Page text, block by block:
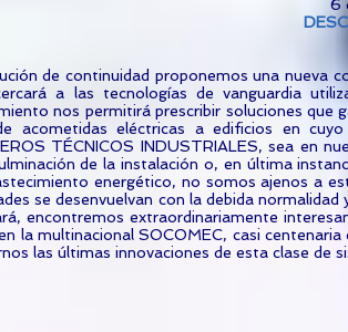
6
de continuidad proponemos una nueva
a las tecnologías de vanguardia
nos permitirá prescribir soluciones que
acometidas eléctricas a edificios en
TÉCNICOS INDUSTRIALES, sea en
de la instalación o, en última
energético, no somos ajenos a
se desenvuelvan con la debida
encontremos extraordinariamente
la multinacional SOCOMEC, casi
las últimas innovaciones de esta clase de